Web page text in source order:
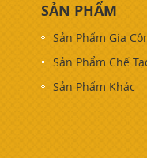
SẢN PHẨM
Sản Phẩm Gia
Sản Phẩm Chế
Sản Phẩm Khác